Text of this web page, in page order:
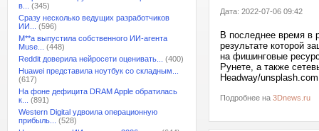
в...
(345)
Сразу несколько ведущих разработчиков
ИИ...
(596)
M**a выпустила собственного ИИ-агента
Muse...
(448)
Reddit доверила нейросети оценивать...
(400)
Huawei представила ноутбук со складным...
(617)
На фоне дефицита DRAM Apple обратилась
к...
(891)
Western Digital удвоила операционную
прибыль...
(528)
Дата: 2022-07-06 09:42
В последнее время в
результате которой
на фишинговые
Рунете, а также
Headway/unsplash.com
Подробнее на 3Dnews.ru